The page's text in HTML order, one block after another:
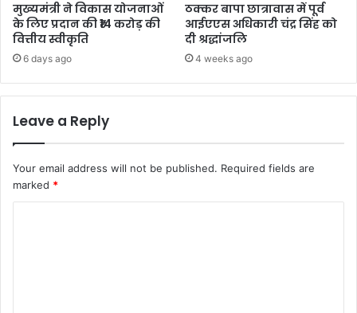
मुख्यमंत्री ने विकास योजनाओं
के लिए प्रदान की ₹14 करोड़ की
वित्तीय स्वीकृति
6 days ago
ठक्कर बापा छात्रावास में पूर्व
आईएएस अधिकारी चंद्र सिंह को
दी श्रद्धांजलि
4 weeks ago
Leave a Reply
Your email address will not be published. Required fields are
marked *